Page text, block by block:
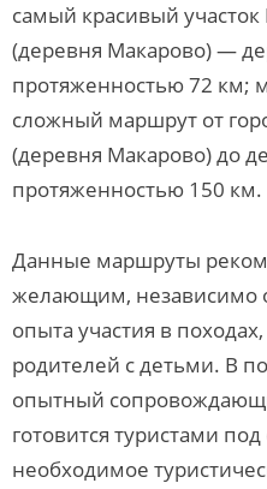
самый красивый
(деревня Макарово) —
протяженностью 72 км;
сложный маршрут от
(деревня Макарово) до
протяженностью 150 км.
Данные маршруты
желающим, независимо
опыта участия в
родителей с детьми. В
опытный
готовится туристами
необходимое